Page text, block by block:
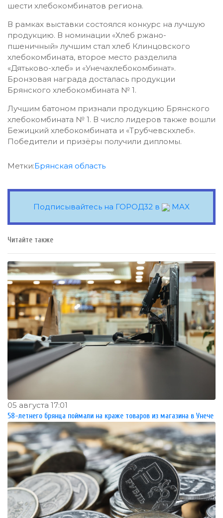
шести хлебокомбинатов региона.
В рамках выставки состоялся конкурс на лучшую
продукцию. В номинации «Хлеб ржано-
пшеничный» лучшим стал хлеб Клинцовского
хлебокомбината, второе место разделила
«Дятьково-хлеб» и «Унечахлебокомбинат».
Бронзовая награда досталась продукции
Брянского хлебокомбината № 1.
Лучшим батоном признали продукцию Брянского
хлебокомбината № 1. В число лидеров также вошли
Бежицкий хлебокомбината и «Трубчевскхлеб».
Победители и призёры получили дипломы.
Метки:Брянская область
Подписывайтесь на ГОРОД32 в MAX
Читайте также
05 августа 17:01
58-летнего брянца поймали на краже товаров из магазина в Унече